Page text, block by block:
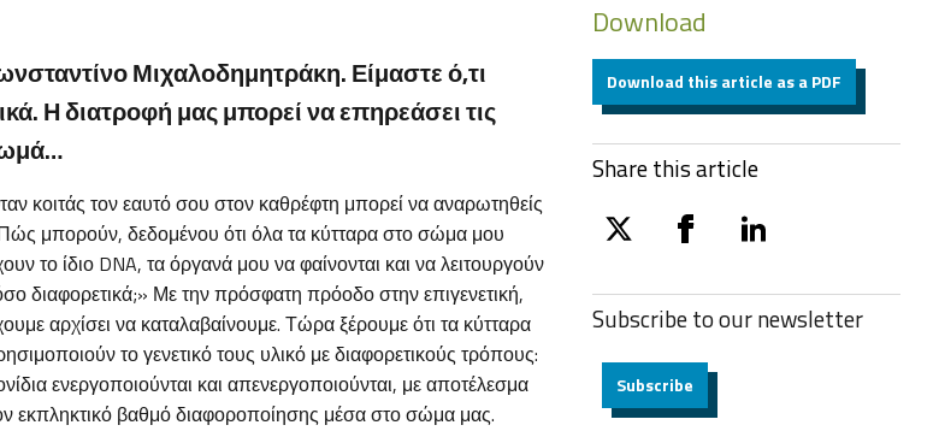
Μιχαλοδημητράκη. Είμαστε ό,τι
Η διατροφή μας μπορεί να επηρεάσει τις
κοιτάς τον εαυτό σου στον καθρέφτη μπορεί να αναρωτηθείς
μπορούν, δεδομένου ότι όλα τα κύτταρα στο σώμα μου
το ίδιο DNA, τα όργανά μου να φαίνονται και να λειτουργούν
διαφορετικά;» Με την πρόσφατη πρόοδο στην επιγενετική,
αρχίσει να καταλαβαίνουμε. Τώρα ξέρουμε ότι τα κύτταρα
το γενετικό τους υλικό με διαφορετικούς τρόπους:
ενεργοποιούνται και απενεργοποιούνται, με αποτέλεσμα
εκπληκτικό βαθμό διαφοροποίησης μέσα στο σώμα μας.
Download
Download this article as a PDF
Share this article
twitter facebooklinkedin
Subscribe to ournewsletter
Subscribe